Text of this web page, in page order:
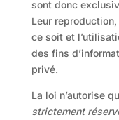
sont donc
Leur
ce soit et
des fins
privé.
La loi n’autorise
strictement